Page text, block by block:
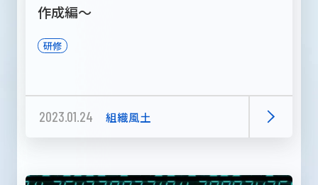
作成編～
研修
2023.01.24 組織風土